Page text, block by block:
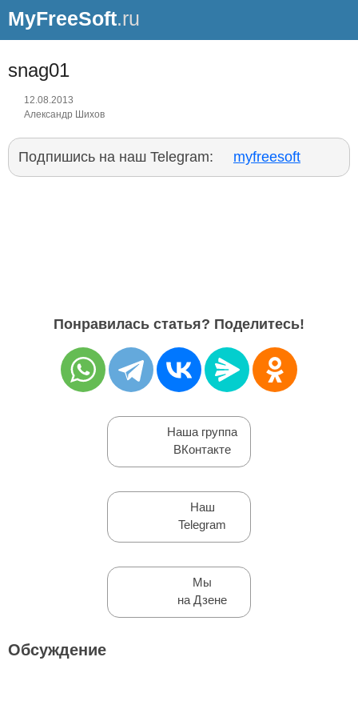
MyFreeSoft.ru
snag01
12.08.2013
Александр Шихов
Подпишись на наш Telegram: myfreesoft
Понравилась статья? Поделитесь!
Наша группа
ВКонтакте
Наш
Telegram
Мы
на Дзене
Обсуждение